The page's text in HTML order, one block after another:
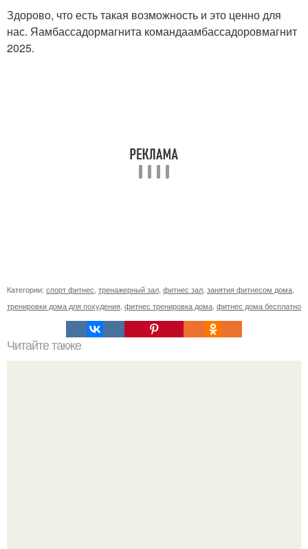
Здорово, что есть такая возможность и это ценно для
нас. Яамбассадормагнита командаамбассадоровмагнит
2025.
Категории: спорт фитнес тренажерный зал фитнес зал занятия фитнесом дома
тренировки дома для похудения фитнес тренировка дома фитнес дома бесплатно
Читайте также